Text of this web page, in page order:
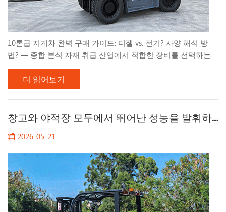
10톤급 지게차 완벽 구매 가이드: 디젤 vs. 전기? 사양 해석 방
법? — 종합 분석 자재 취급 산업에서 적합한 장비를 선택하는
것은 운영 효율성과 기업 수익에 직접적인 영향을 미치는 매우
중요한 결정입니다. 3톤 및 5톤 지게차는 일상적인 창고 작업에
표준적으로 사용되지만, 특정 산업에서는 훨씬 강력한 성능이
요구됩니다. 바로 이때 필요한 것이 바로... 10톤급 중장비 지게
차 —산업 물류의 강국. 보유 항공기를 확장하거나 더 높은 수요
보에 입각한 투자를 하는 데 필요한 모든 정보를 자세히 설명합
니다. 1. 10톤 지게차가 필요한 이유는 무엇입니까? 10톤 지게차
의 가치를 이해하려면 다양한 용량의 지게차가 공급망 물류의
여러 단계에서 어떻게 활...
더 읽어보기
창고와 야적장 모두에서 뛰어난 성능을 발휘하는 1.5톤 지게차가 필요하신가요?
2026-05-21